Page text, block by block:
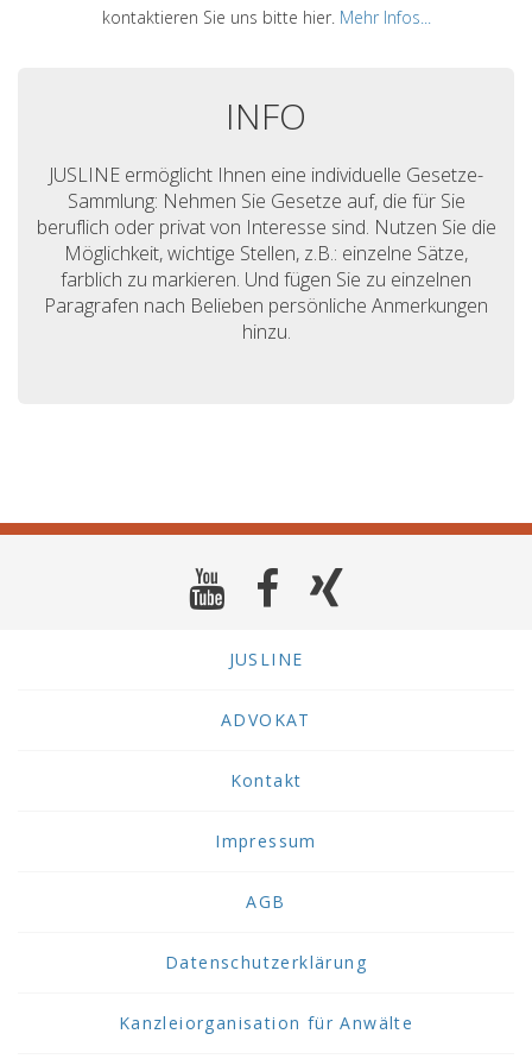
kontaktieren Sie uns bitte hier. Mehr Infos...
INFO
JUSLINE ermöglicht Ihnen eine individuelle Gesetze-
Sammlung: Nehmen Sie Gesetze auf, die für Sie
beruflich oder privat von Interesse sind. Nutzen Sie die
Möglichkeit, wichtige Stellen, z.B.: einzelne Sätze,
farblich zu markieren. Und fügen Sie zu einzelnen
Paragrafen nach Belieben persönliche Anmerkungen
hinzu.
JUSLINE
ADVOKAT
Kontakt
Impressum
AGB
Datenschutzerklärung
Kanzleiorganisation für Anwälte